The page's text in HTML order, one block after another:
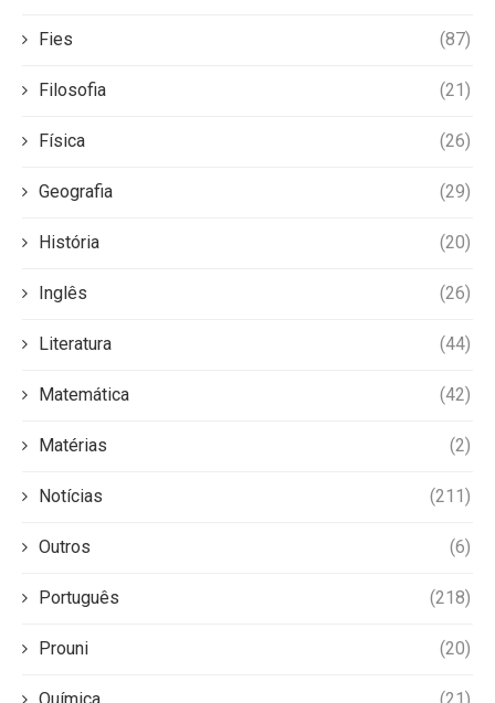
Fies (87)
Filosofia (21)
Física (26)
Geografia (29)
História (20)
Inglês (26)
Literatura (44)
Matemática (42)
Matérias (2)
Notícias (211)
Outros (6)
Português (218)
Prouni (20)